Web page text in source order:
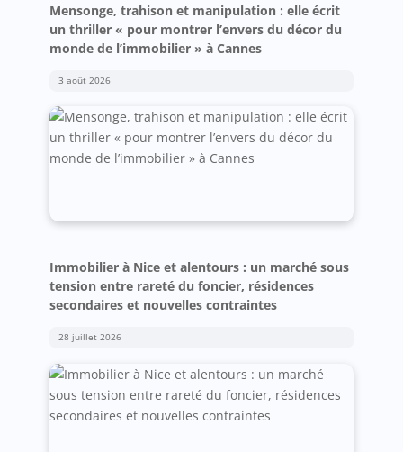
Mensonge, trahison et manipulation : elle écrit
un thriller « pour montrer l’envers du décor du
monde de l’immobilier » à Cannes
3 août 2026
Immobilier à Nice et alentours : un marché sous
tension entre rareté du foncier, résidences
secondaires et nouvelles contraintes
28 juillet 2026